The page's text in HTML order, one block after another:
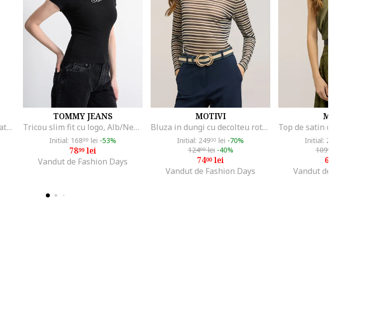
Tricou cu decolteu la baza gatului Essentials, Negru
TOMMY JEANS
Tricou slim fit cu logo, Alb/Negru
Initial: 16899 lei -53%
7899lei
Vandut de Fashion Days
MOTIVI
Bluza in dungi cu decolteu rotund, Negru/Bej
Initial: 24900 lei -70%
12400lei -40%
7400lei
Vandut de Fashion Days
MOTIVI
Initial: 219
10900
65
Vandut de Fashion Days